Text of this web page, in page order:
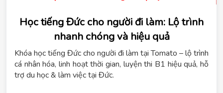
Học tiếng Đức cho người đi làm: Lộ trình
nhanh chóng và hiệu quả
Khóa học tiếng Đức cho người đi làm tại Tomato – lộ trình
cá nhân hóa, linh hoạt thời gian, luyện thi B1 hiệu quả, hỗ
trợ du học & làm việc tại Đức.